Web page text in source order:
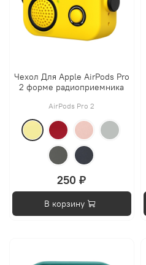
Чехол Для Apple AirPods Pro
2 форме радиоприемника
AirPods Pro 2
250 ₽
В корзину